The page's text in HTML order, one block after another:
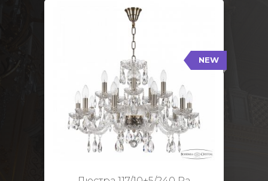
NEW
117/10+5/240 Pa
Тип: Стеклянный рожок
Цвет арматуры: Патина/
Кол-во ламп: 15
Диаметр: 70 см